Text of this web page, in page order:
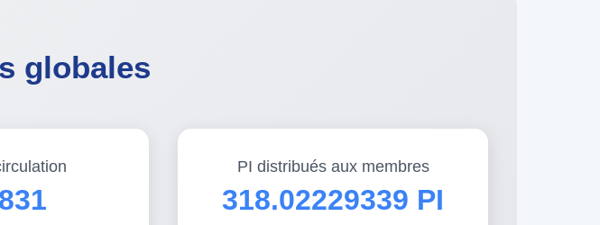
globales
PI distribués aux membres
318.02229339 PI